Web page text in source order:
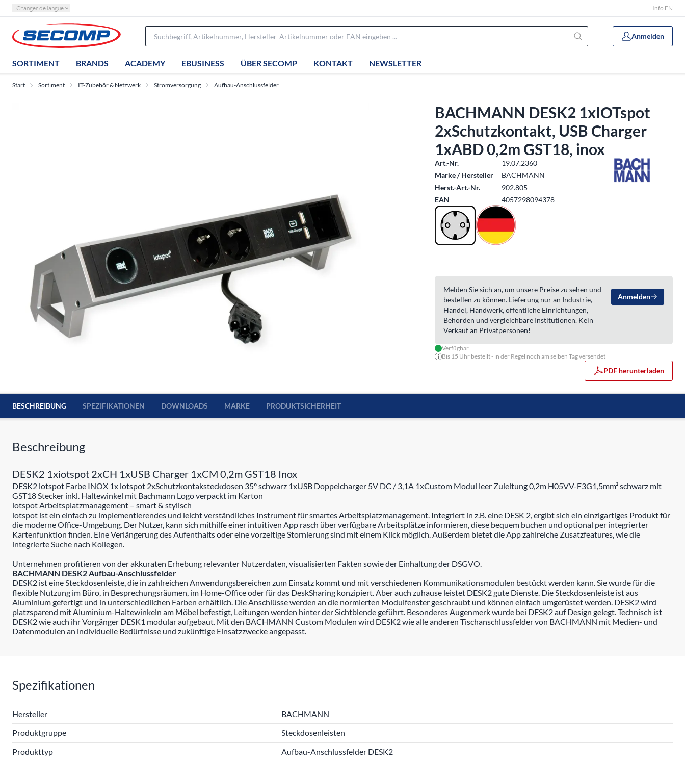
Changer de langue Info EN
Anmelden
SORTIMENT BRANDS ACADEMY EBUSINESS ÜBER SECOMP KONTAKT NEWSLETTER
Start Sortiment IT-Zubehör & Netzwerk Stromversorgung Aufbau-Anschlussfelder
BACHMANN DESK2 1xIOTspot
2xSchutzkontakt, USB Charger
1xABD 0,2m GST18, inox
Art.-Nr.
19.07.2360
Marke / Hersteller
BACHMANN
Herst.-Art.-Nr.
902.805
EAN
4057298094378
Melden Sie sich an, um unsere Preise zu sehen und
bestellen zu können. Lieferung nur an Industrie,
Handel, Handwerk, öffentliche Einrichtungen,
Behörden und vergleichbare Institutionen. Kein
Verkauf an Privatpersonen!
Anmelden
Verfügbar
Bis 15 Uhr bestellt - in der Regel noch am selben Tag versendet
PDF herunterladen
BESCHREIBUNG SPEZIFIKATIONEN DOWNLOADS MARKE PRODUKTSICHERHEIT
Beschreibung
DESK2 1xiotspot 2xCH 1xUSB Charger 1xCM 0,2m GST18 Inox
DESK2 iotspot Farbe INOX 1x iotspot 2xSchutzkontaksteckdosen 35° schwarz 1xUSB Doppelcharger 5V DC / 3,1A 1xCustom Modul leer Zuleitung 0,2m H05VV-F3G1,5mm² schwarz mit
GST18 Stecker inkl. Haltewinkel mit Bachmann Logo verpackt im Karton
iotspot Arbeitsplatzmanagement – smart & stylisch
iotspot ist ein einfach zu implementierendes und leicht verständliches Instrument für smartes Arbeitsplatzmanagement. Integriert in z.B. eine DESK 2, ergibt sich ein einzigartiges Produkt für
die moderne Office-Umgebung. Der Nutzer, kann sich mithilfe einer intuitiven App rasch über verfügbare Arbeitsplätze informieren, diese bequem buchen und optional per integrierter
Kartenfunktion finden. Eine Verlängerung des Aufenthalts oder eine vorzeitige Stornierung sind mit einem Klick möglich. Außerdem bietet die App zahlreiche Zusatzfeatures, wie die
integrierte Suche nach Kollegen.
Unternehmen profitieren von der akkuraten Erhebung relevanter Nutzerdaten, visualisierten Fakten sowie der Einhaltung der DSGVO.
BACHMANN DESK2 Aufbau-Anschlussfelder
DESK2 ist eine Steckdosenleiste, die in zahlreichen Anwendungsbereichen zum Einsatz kommt und mit verschiedenen Kommunikationsmodulen bestückt werden kann. Sie wurde für die
flexible Nutzung im Büro, in Besprechungsräumen, im Home-Office oder für das DeskSharing konzipiert. Aber auch zuhause leistet DESK2 gute Dienste. Die Steckdosenleiste ist aus
Aluminium gefertigt und in unterschiedlichen Farben erhältlich. Die Anschlüsse werden an die normierten Modulfenster geschraubt und können einfach umgerüstet werden. DESK2 wird
platzsparend mit Aluminium-Haltewinkeln am Möbel befestigt, Leitungen werden hinter der Sichtblende geführt. Besonderes Augenmerk wurde bei DESK2 auf Design gelegt. Technisch ist
DESK2 wie auch ihr Vorgänger DESK1 modular aufgebaut. Mit den BACHMANN Custom Modulen wird DESK2 wie alle anderen Tischanschlussfelder von BACHMANN mit Medien- und
Datenmodulen an individuelle Bedürfnisse und zukünftige Einsatzzwecke angepasst.
Spezifikationen
Hersteller
BACHMANN
Produktgruppe
Steckdosenleisten
Produkttyp
Aufbau-Anschlussfelder DESK2